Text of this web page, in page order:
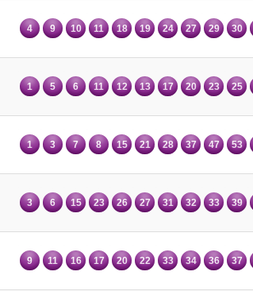
4 9 10 11 18 19 24 27 29 30
1 5 6 11 12 13 17 20 23 25
1 3 7 8 15 21 28 37 47 53
3 6 15 23 26 27 31 32 33 39
9 11 16 17 20 22 33 34 36 37